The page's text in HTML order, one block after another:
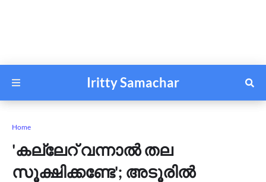
Iritty Samachar
Home
'കല്ലേറ് വന്നാൽ തല
സൂക്ഷിക്കണ്ടേ'; അടൂരിൽ